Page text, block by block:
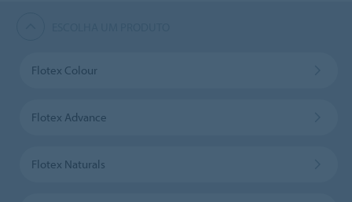
Flotex Colour
Flotex Advance
Flotex Naturals